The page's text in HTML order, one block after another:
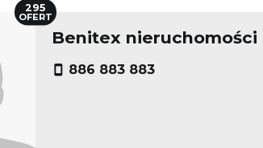
Benitex nieruchomości
886 883 883
295
OFERT